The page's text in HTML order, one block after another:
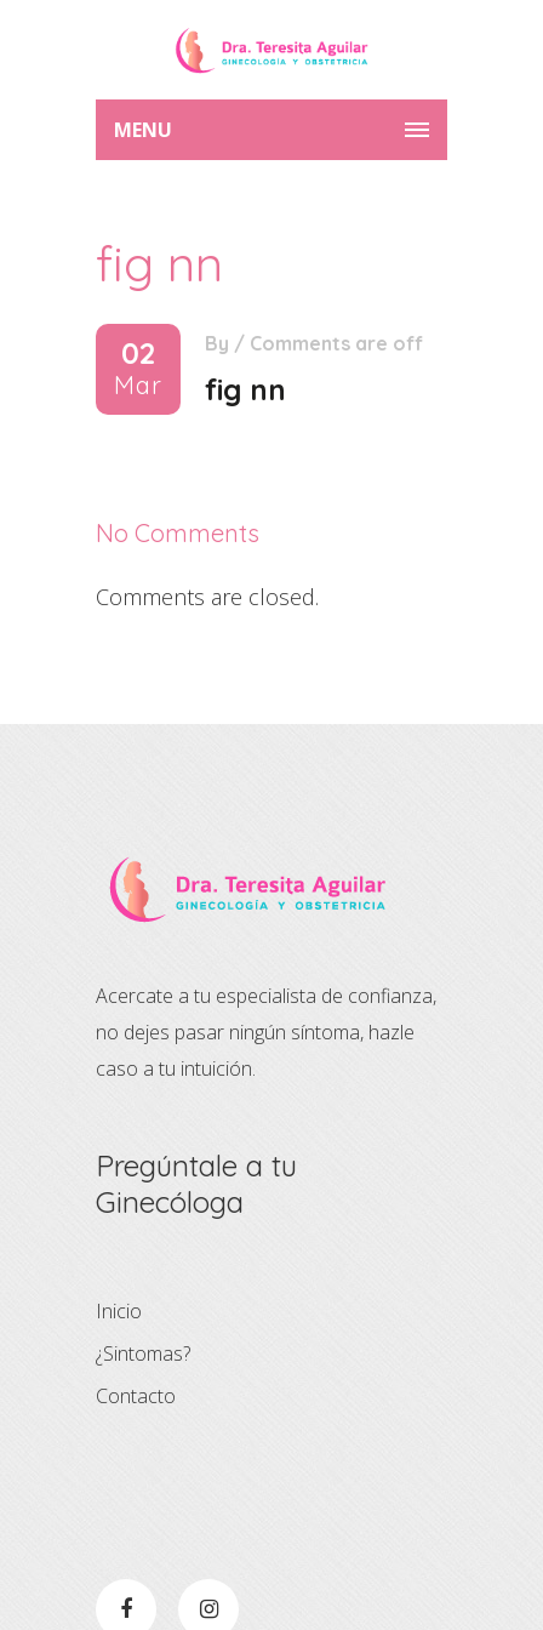
MENU
fig nn
02
Mar
By / Comments are off
fig nn
No Comments
Comments are closed.
Acercate a tu especialista de confianza,
no dejes pasar ningún síntoma, hazle
caso a tu intuición.
Pregúntale a tu
Ginecóloga
Inicio
¿Sintomas?
Contacto